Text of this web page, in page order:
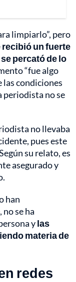
limpiarlo”, pero
un fuerte
percató de lo
“fue algo
las condiciones
periodista no se
no llevaba
pues este
su relato, es
asegurado y
han
se ha
ylas
materia de
redes